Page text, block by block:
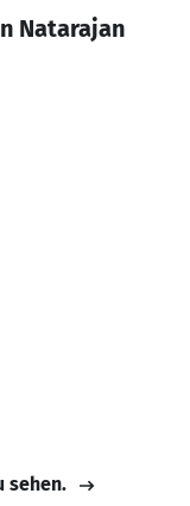
Natarajan
sehen.